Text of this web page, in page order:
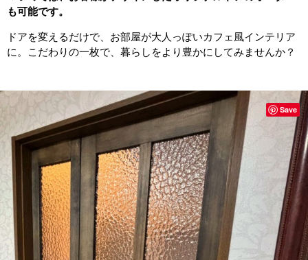
も可能です。
ドアを変えるだけで、お部屋が大人っぽいカフェ風インテリア
に。こだわりの一枚で、暮らしをより豊かにしてみませんか？
Save